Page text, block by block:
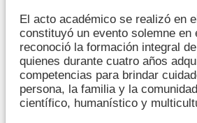
El acto académico se realizó en
constituyó un evento solemne en
reconoció la formación integral
quienes durante cuatro años
competencias para brindar
persona, la familia y la
científico, humanístico y